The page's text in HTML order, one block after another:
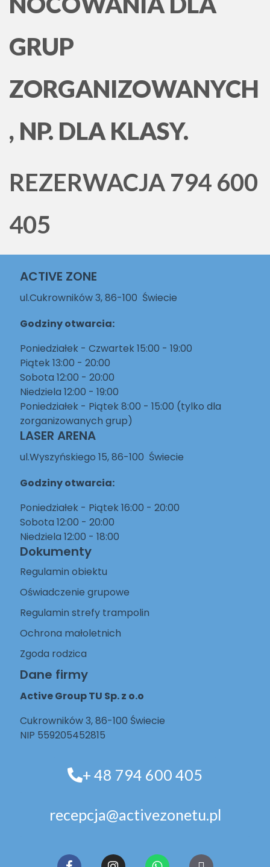
GRUP
ZORGANIZOWANYCH
, NP. DLA KLASY.
REZERWACJA 794 600
405
ACTIVE ZONE
ul.Cukrowników 3, 86-100 Świecie
Godziny otwarcia:
Poniedziałek - Czwartek 15:00 - 19:00
Piątek 13:00 - 20:00
Sobota 12:00 - 20:00
Niedziela 12:00 - 19:00
Poniedziałek - Piątek 8:00 - 15:00 (tylko dla
zorganizowanych grup)
LASER ARENA
ul.Wyszyńskiego 15, 86-100 Świecie
Godziny otwarcia:
Poniedziałek - Piątek 16:00 - 20:00
Sobota 12:00 - 20:00
Niedziela 12:00 - 18:00
Dokumenty
Regulamin obiektu
Oświadczenie grupowe
Regulamin strefy trampolin
Ochrona małoletnich
Zgoda rodzica
Dane firmy
Active Group TU Sp. z o.o
Cukrowników 3, 86-100 Świecie
NIP 559205452815
+ 48 794 600 405
recepcja@activezonetu.pl